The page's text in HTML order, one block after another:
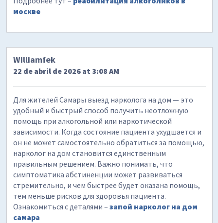
москве
Williamfek
22 de abril de 2026 at 3:08 AM
Для жителей Самары выезд нарколога на дом — это
удобный и быстрый способ получить неотложную
помощь при алкогольной или наркотической
зависимости. Когда состояние пациента ухудшается и
он не может самостоятельно обратиться за помощью,
нарколог на дом становится единственным
правильным решением. Важно понимать, что
симптоматика абстиненции может развиваться
стремительно, и чем быстрее будет оказана помощь,
тем меньше рисков для здоровья пациента.
Ознакомиться с деталями –запой нарколог на дом
самара